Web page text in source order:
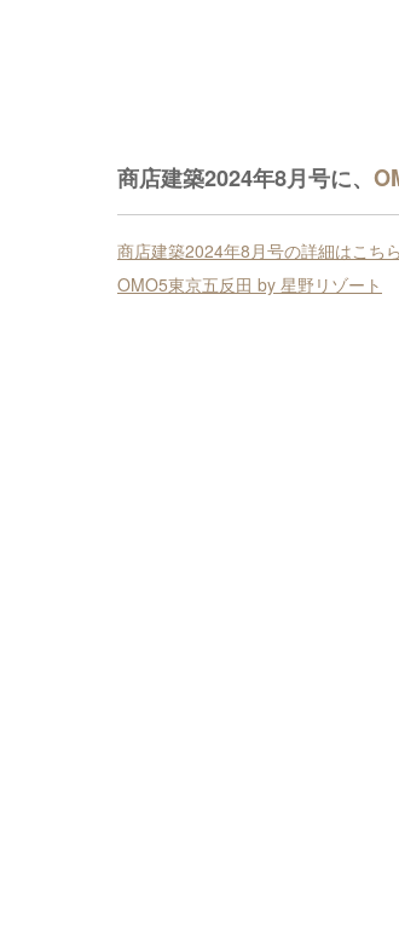
商店建築2024年8月号に、
商店建築2024年8月号の詳細はこちら
OMO5東京五反田 by 星野リゾート